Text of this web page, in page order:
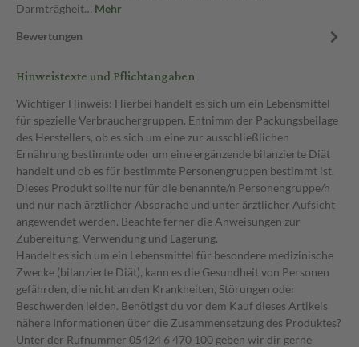
Darmträgheit… Mehr
Bewertungen
Hinweistexte und Pflichtangaben
Wichtiger Hinweis: Hierbei handelt es sich um ein Lebensmittel
für spezielle Verbrauchergruppen. Entnimm der Packungsbeilage
des Herstellers, ob es sich um eine zur ausschließlichen
Ernährung bestimmte oder um eine ergänzende bilanzierte Diät
handelt und ob es für bestimmte Personengruppen bestimmt ist.
Dieses Produkt sollte nur für die benannte/n Personengruppe/n
und nur nach ärztlicher Absprache und unter ärztlicher Aufsicht
angewendet werden. Beachte ferner die Anweisungen zur
Zubereitung, Verwendung und Lagerung.
Handelt es sich um ein Lebensmittel für besondere medizinische
Zwecke (bilanzierte Diät), kann es die Gesundheit von Personen
gefährden, die nicht an den Krankheiten, Störungen oder
Beschwerden leiden. Benötigst du vor dem Kauf dieses Artikels
nähere Informationen über die Zusammensetzung des Produktes?
Unter der Rufnummer 05424 6 470 100 geben wir dir gerne